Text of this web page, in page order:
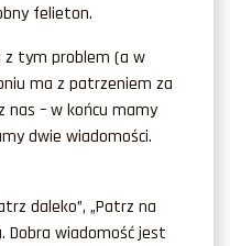
felieton.
z tym problem (a w
ma z patrzeniem za
nas – w końcu mamy
dwie wiadomości.
daleko”, „Patrz na
Dobra wiadomość jest